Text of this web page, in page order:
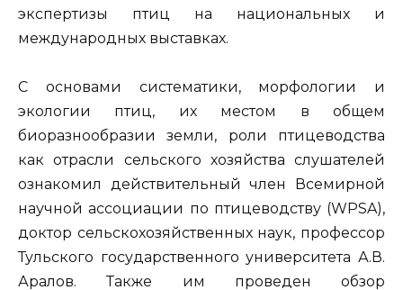
экспертизы птиц на национальных и
международных выставках.
С основами систематики, морфологии и
экологии птиц, их местом в общем
биоразнообразии земли, роли птицеводства
как отрасли сельского хозяйства слушателей
ознакомил действительный член Всемирной
научной ассоциации по птицеводству (WPSA),
доктор сельскохозяйственных наук, профессор
Тульского государственного университета А.В.
Аралов. Также им проведен обзор